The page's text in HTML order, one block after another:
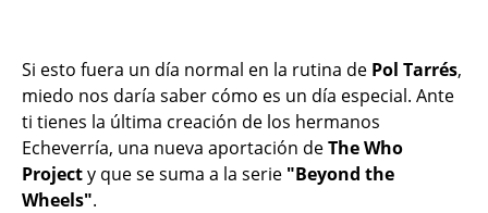
Si esto fuera un día normal en la rutina de Pol Tarrés,
miedo nos daría saber cómo es un día especial. Ante
ti tienes la última creación de los hermanos
Echeverría, una nueva aportación deThe Who
Projecty que se suma a la serie "Beyond the
Wheels".